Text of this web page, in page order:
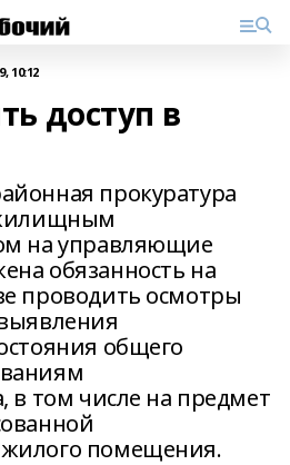
10:12
доступ в
прокуратура
на управляющие
обязанность на
проводить осмотры
общего
в том числе на предмет
помещения.